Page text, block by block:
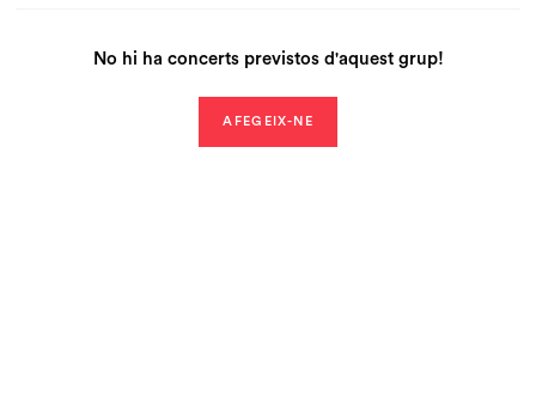
No hi ha concerts previstos d'aquest grup!
AFEGEIX-NE